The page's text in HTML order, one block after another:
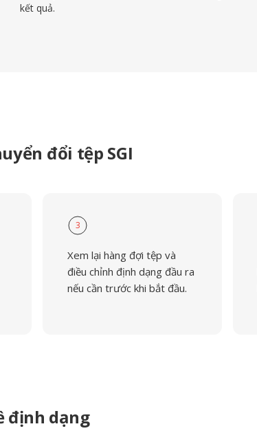
kết quả.
đổi tệp SGI
3
Xem lại hàng đợi tệp và
điều chỉnh định dạng đầu ra
nếu cần trước khi bắt đầu.
định dạng